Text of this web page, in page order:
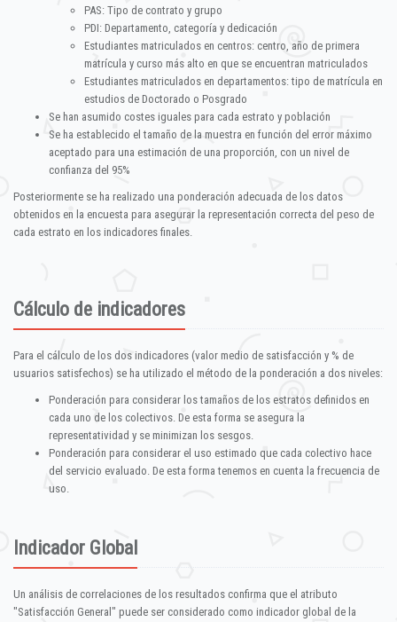
PAS: Tipo de contrato y grupo
PDI: Departamento, categoría y dedicación
Estudiantes matriculados en centros: centro, año de primera
matrícula y curso más alto en que se encuentran matriculados
Estudiantes matriculados en departamentos: tipo de matrícula en
estudios de Doctorado o Posgrado
Se han asumido costes iguales para cada estrato y población
Se ha establecido el tamaño de la muestra en función del error máximo
aceptado para una estimación de una proporción, con un nivel de
confianza del 95%
Posteriormente se ha realizado una ponderación adecuada de los datos
obtenidos en la encuesta para asegurar la representación correcta del peso de
cada estrato en los indicadores finales.
Cálculo de indicadores
Para el cálculo de los dos indicadores (valor medio de satisfacción y % de
usuarios satisfechos) se ha utilizado el método de la ponderación a dos niveles:
Ponderación para considerar los tamaños de los estratos definidos en
cada uno de los colectivos. De esta forma se asegura la
representatividad y se minimizan los sesgos.
Ponderación para considerar el uso estimado que cada colectivo hace
del servicio evaluado. De esta forma tenemos en cuenta la frecuencia de
uso.
Indicador Global
Un análisis de correlaciones de los resultados confirma que el atributo
"Satisfacción General" puede ser considerado como indicador global de la